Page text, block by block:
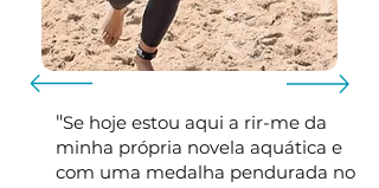
"Se hoje estou aqui a rir-me da
minha própria novela aquática e
com uma medalha pendurada no